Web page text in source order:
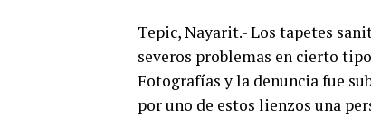
Tepic, Nayarit.- Los tapetes
severos problemas en cierto
Fotografías y la denuncia fue
por uno de estos lienzos una